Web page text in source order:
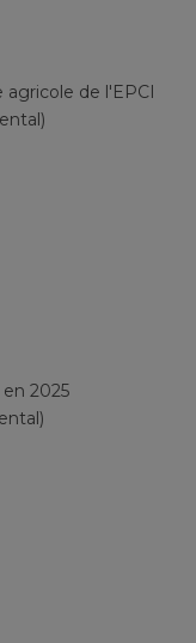
agricole de l'EPCI
2025